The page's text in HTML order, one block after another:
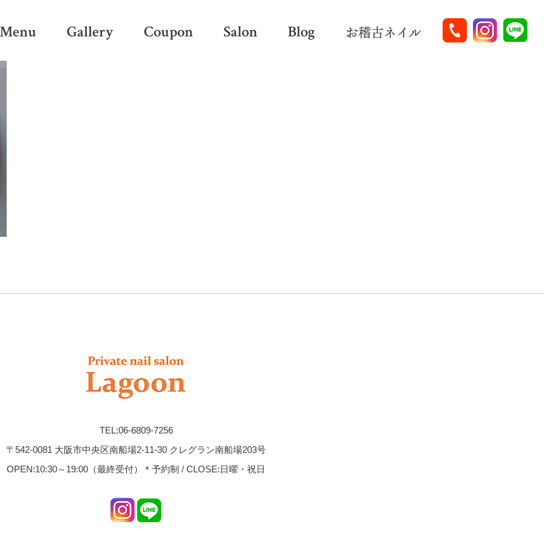
Menu Gallery Coupon Salon Blog お稽古ネイル
TEL:06-6809-7256
〒542-0081 大阪市中央区南船場2-11-30 クレグラン南船場203号
OPEN:10:30～19:00（最終受付）＊予約制 / CLOSE:日曜・祝日